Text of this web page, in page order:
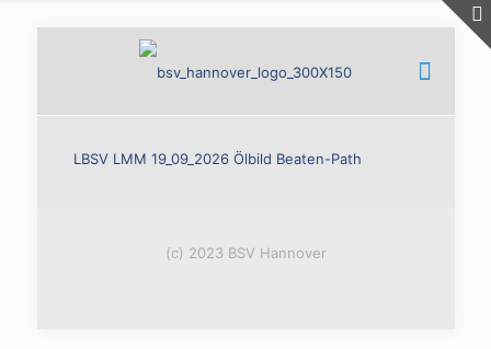
LBSV LMM 19_09_2026 Ölbild Beaten-Path
(c) 2023 BSV Hannover